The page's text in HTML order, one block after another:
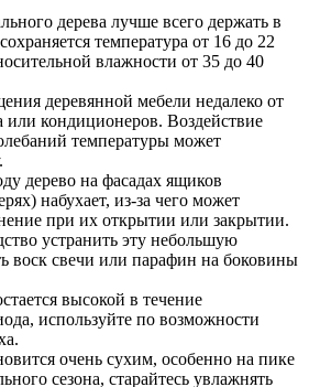
дерева лучше всего держать в
температура от 16 до 22
влажности от 35 до 40
деревянной мебели недалеко от
или кондиционеров. Воздействие
температуры может
дерево на фасадах ящиков
набухает, из-за чего может
при их открытии или закрытии.
устранить эту небольшую
воск свечи или парафин на боковины
высокой в течение
используйте по возможности
очень сухим, особенно на пике
сезона, старайтесь увлажнять